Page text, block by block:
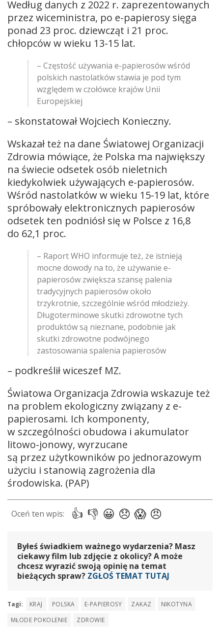
Według danych z 2022 r. zaprezentowanych
przez wiceministra, po e-papierosy sięga
ponad 23 proc. dziewcząt i 21 proc.
chłopców w wieku 13-15 lat.
– Częstość używania e-papierosów wśród
polskich nastolatków stawia je pod tym
względem w czołówce krajów Unii
Europejskiej
– skonstatował Wojciech Konieczny.
Wskazał też na dane Światowej Organizacji
Zdrowia mówiące, że Polska ma największy
na świecie odsetek osób nieletnich
kiedykolwiek używających e-papierosów.
Wśród nastolatków w wieku 15-19 lat, które
spróbowały elektronicznych papierosów
odsetek ten podniósł się w Polsce z 16,8
do 62,1 proc.
– Raport WHO informuje też, że istnieją
mocne dowody na to, że używanie e-
papierosów zwiększa szansę palenia
tradycyjnych papierosów około
trzykrotnie, szczególnie wśród młodzieży.
Długoterminowe skutki zdrowotne tych
produktów są nieznane, podobnie jak
skutki zdrowotne podwójnego
zastosowania spalenia papierosów
– podkreślił wiceszef MZ.
Światowa Organizacja Zdrowia wskazuje też
na problem ekologiczny związany z e-
papierosami. Ich komponenty,
w szczególności obudowa i akumulator
litowo-jonowy, wyrzucane
są przez użytkowników po jednorazowym
użyciu i stanowią zagrożenia dla
środowiska. (PAP)
Byłeś świadkiem ważnego wydarzenia? Masz
ciekawy film lub zdjęcie z okolicy? A może
chcesz wyrazić swoją opinię na temat
bieżących spraw? ZGŁOŚ TEMAT TUTAJ
Tagi: KRAJ POLSKA E-PAPIEROSY ZAKAZ
NIKOTYNA
MŁODE POKOLENIE
ZDROWIE